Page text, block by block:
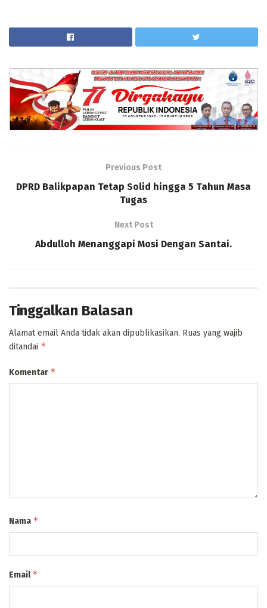
Previous Post
DPRD Balikpapan Tetap Solid hingga 5 Tahun Masa
Tugas
Next Post
Abdulloh Menanggapi Mosi Dengan Santai.
Tinggalkan Balasan
Alamat email Anda tidak akan dipublikasikan. Ruas yang wajib
ditandai *
Komentar *
Nama *
Email*